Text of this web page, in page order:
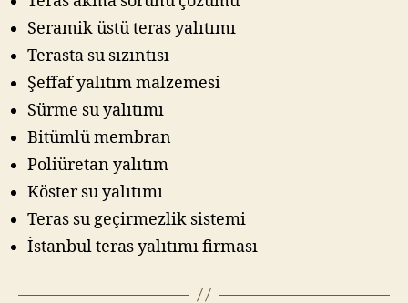
Seramik üstü teras yalıtımı
Terasta su sızıntısı
Şeffaf yalıtım malzemesi
Sürme su yalıtımı
Bitümlü membran
Poliüretan yalıtım
Köster su yalıtımı
Teras su geçirmezlik sistemi
İstanbul teras yalıtımı firması